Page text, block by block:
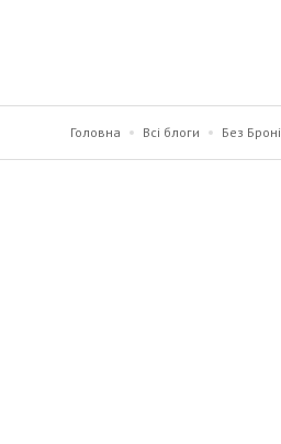
Головна Всі блоги Без Броні